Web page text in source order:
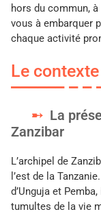
hors du commun,
vous à embarquer
chaque activité
Le
La
Zanzibar
L’archipel de
l’est de la
d’Unguja et
tumultes de la vie